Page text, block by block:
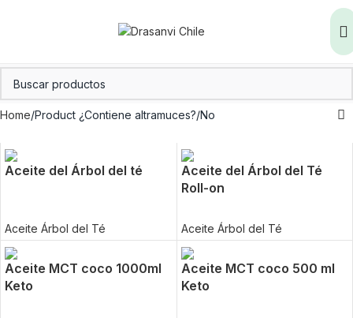
Home Product ¿Contiene altramuces? No
Aceite del Árbol del té
Aceite Árbol del Té
Aceite del Árbol del Té
Roll-on
Aceite Árbol del Té
Aceite MCT coco 1000ml
Keto
Aceite MCT coco 500 ml
Keto